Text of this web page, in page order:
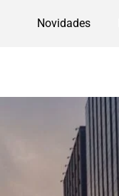
Novidades